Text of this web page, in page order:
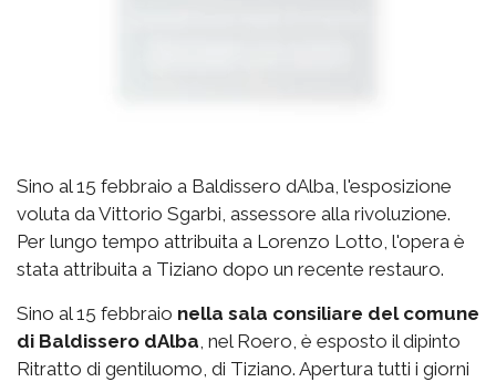
Sino al 15 febbraio a Baldissero dAlba, l'esposizione
voluta da Vittorio Sgarbi, assessore alla rivoluzione.
Per lungo tempo attribuita a Lorenzo Lotto, l'opera è
stata attribuita a Tiziano dopo un recente restauro.
Sino al 15 febbraio nella sala consiliare del comune
di Baldissero dAlba, nel Roero, è esposto il dipinto
Ritratto di gentiluomo, di Tiziano. Apertura tutti i giorni